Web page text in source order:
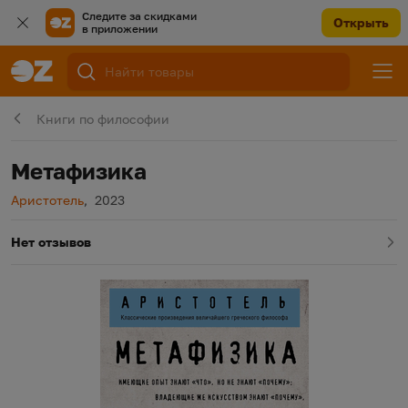
Следите за скидками
в приложении
Открыть
Книги по философии
Метафизика
Автор
Аристотель, Год издания
2023
Нет отзывов